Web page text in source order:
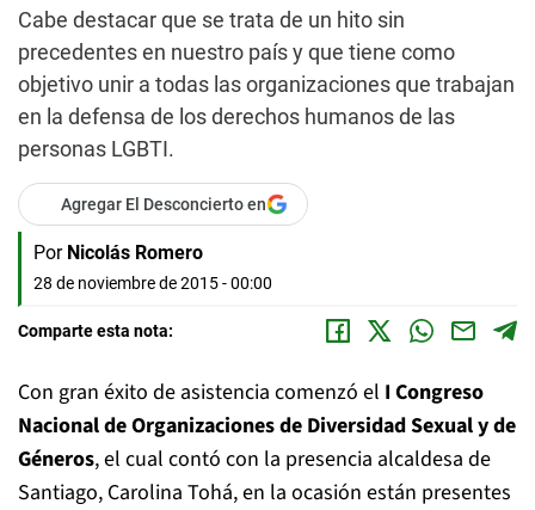
Cabe destacar que se trata de un hito sin
precedentes en nuestro país y que tiene como
objetivo unir a todas las organizaciones que trabajan
en la defensa de los derechos humanos de las
personas LGBTI.
Agregar El Desconcierto en
Por Nicolás Romero
28 de noviembre de 2015 - 00:00
Comparte esta nota:
Con gran éxito de asistencia comenzó el I Congreso
Nacional de Organizaciones de Diversidad Sexual y de
Géneros, el cual contó con la presencia alcaldesa de
Santiago, Carolina Tohá, en la ocasión están presentes